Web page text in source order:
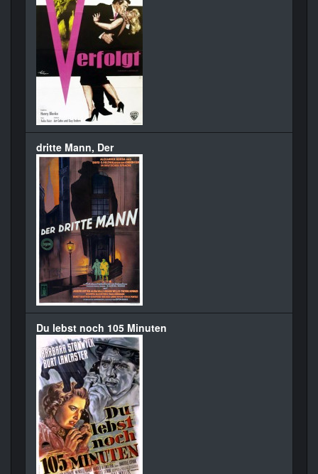
dritte Mann, Der
Du lebst noch 105 Minuten